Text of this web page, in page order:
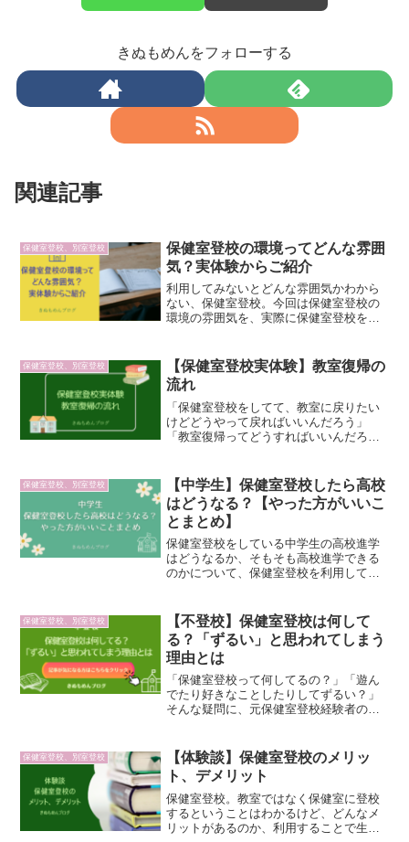
きぬもめんをフォローする
関連記事
保健室登校、別室登校
保健室登校の環境ってどんな雰囲
気？実体験からご紹介
利用してみないとどんな雰囲気かわから
ない、保健室登校。今回は保健室登校の
環境の雰囲気を、実際に保健室登校を利
りの大人は、利用する生徒はどうなのか
など、実体験を元に感じたことを解説し
ていきます。
保健室登校、別室登校
【保健室登校実体験】教室復帰の
流れ
「保健室登校をしてて、教室に戻りたい
けどどうやって戻ればいいんだろう」
「教室復帰ってどうすればいいんだろ
流れを元保健室登校者で教室復帰を果た
したブログ主がご紹介。
保健室登校、別室登校
【中学生】保健室登校したら高校
はどうなる？【やった方がいいこ
とまとめ】
保健室登校をしている中学生の高校進学
はどうなるか、そもそも高校進学できる
のかについて、保健室登校を利用してい
るやった方がいいことをまとめました。
保健室登校、別室登校
【不登校】保健室登校は何して
る？「ずるい」と思われてしまう
理由とは
「保健室登校って何してるの？」「遊ん
でたり好きなことしたりしてずるい？」
そんな疑問に、元保健室登校経験者のブ
のから、ずるいと思われるその理由まで
たっぷり書きました。
保健室登校、別室登校
【体験談】保健室登校のメリッ
ト、デメリット
保健室登校。教室ではなく保健室に登校
するということはわかるけど、どんなメ
リットがあるのか、利用することで生じ